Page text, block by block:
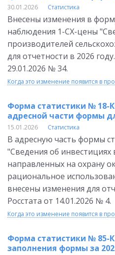
30.01.2026 Статистика
Внесены изменения в
наблюдения 1-СХ-цены
производителей
для отчетности в 2026
29.01.2026 № 34.
Когда это изменение появится в
Форма статистики № 18-
адресной части формы
15.01.2026 Статистика
В адресную часть формы
"Сведения об инвестициях
направленных на охрану
рациональное
внесены изменения для
Росстата от 14.01.2026 № 4.
Когда это изменение появится в
Форма статистики № 85-
заполнения формы за